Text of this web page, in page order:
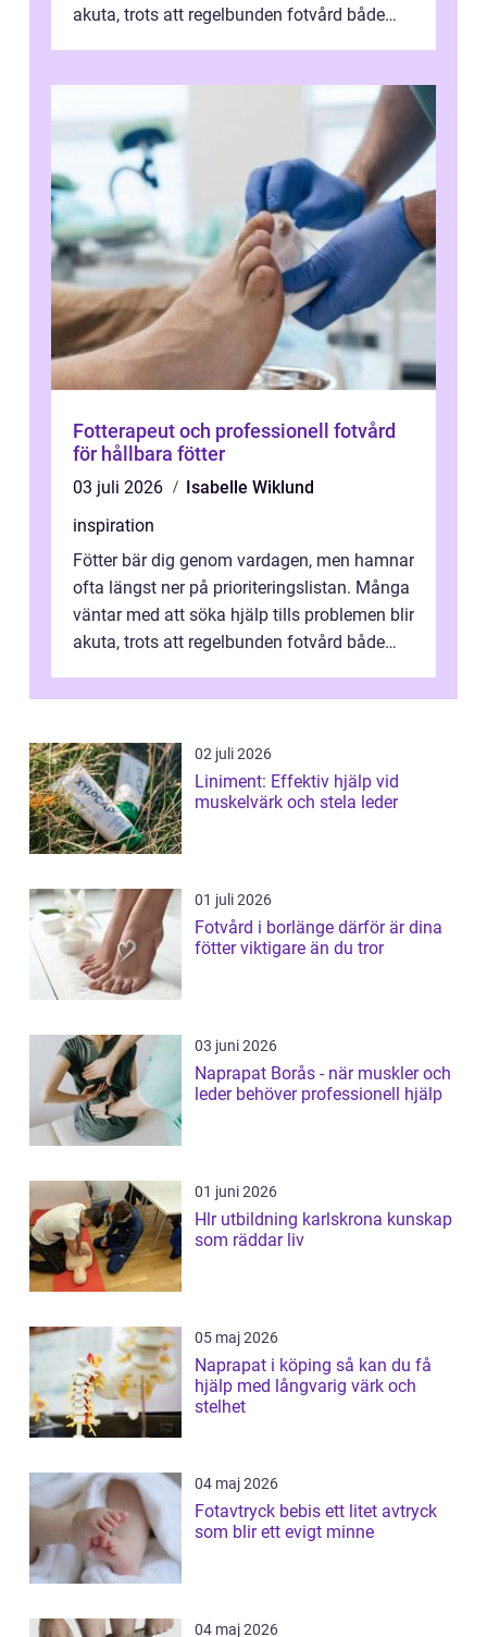
akuta, trots att regelbunden fotvård både
Fotterapeut och professionell fotvård
för hållbara fötter
03 juli 2026
Isabelle Wiklund
inspiration
Fötter bär dig genom vardagen, men hamnar
ofta längst ner på prioriteringslistan. Många
väntar med att söka hjälp tills problemen blir
akuta, trots att regelbunden fotvård både
02 juli 2026
Liniment: Effektiv hjälp vid
muskelvärk och stela leder
01 juli 2026
Fotvård i borlänge därför är dina
fötter viktigare än du tror
03 juni 2026
Naprapat Borås - när muskler och
leder behöver professionell hjälp
01 juni 2026
Hlr utbildning karlskrona kunskap
som räddar liv
05 maj 2026
Naprapat i köping så kan du få
hjälp med långvarig värk och
stelhet
04 maj 2026
Fotavtryck bebis ett litet avtryck
som blir ett evigt minne
04 maj 2026